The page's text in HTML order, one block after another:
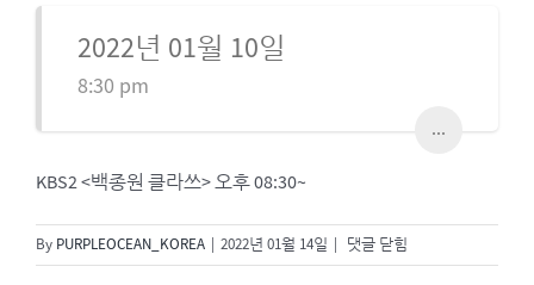
2022년 01월 10일
8:30 pm
...
KBS2 <백종원 클라쓰> 오후 08:30~
By PURPLEOCEAN_KOREA 2022년 01월 14일
백
종
댓글 닫힘